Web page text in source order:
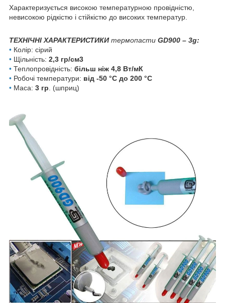
Характеризується високою температурною провідністю,
невисокою рідкістю і стійкістю до високих температур.
ТЕХНІЧНІ ХАРАКТЕРИСТИКИтермопасти GD900 – 3g:
• Колір: сірий
• Щільність: 2,3 гр/см3
• Теплопровідність: більш ніж 4,8 Вт/мК
• Робочі температури: від -50 °C до 200 °C
• Маса: 3 гр . (шприц)